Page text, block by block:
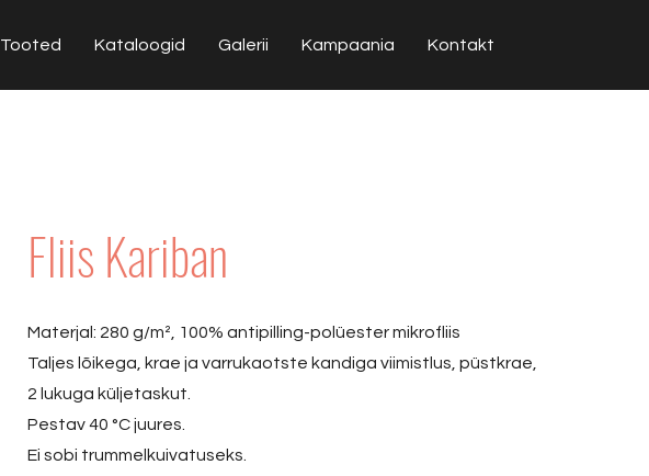
Tooted Kataloogid Galerii Kampaania Kontakt
Fliis Kariban
Materjal: 280 g/m², 100% antipilling-polüester mikrofliis
Taljes lõikega, krae ja varrukaotste kandiga viimistlus, püstkrae,
2 lukuga küljetaskut.
Pestav 40 °C juures.
Ei sobi trummelkuivatuseks.